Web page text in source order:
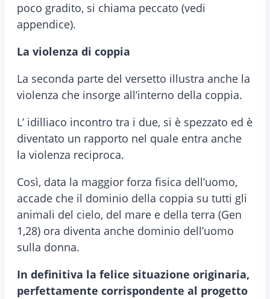
poco gradito, si chiama peccato (vedi
appendice).
La violenza di coppia
La seconda parte del versetto illustra anche la
violenza che insorge all’interno della coppia.
L’ idilliaco incontro tra i due, si è spezzato ed è
diventato un rapporto nel quale entra anche
la violenza reciproca.
Così, data la maggior forza fisica dell’uomo,
accade che il dominio della coppia su tutti gli
animali del cielo, del mare e della terra (Gen
1,28) ora diventa anche dominio dell’uomo
sulla donna.
In definitiva la felice situazione originaria,
perfettamente corrispondente al progetto